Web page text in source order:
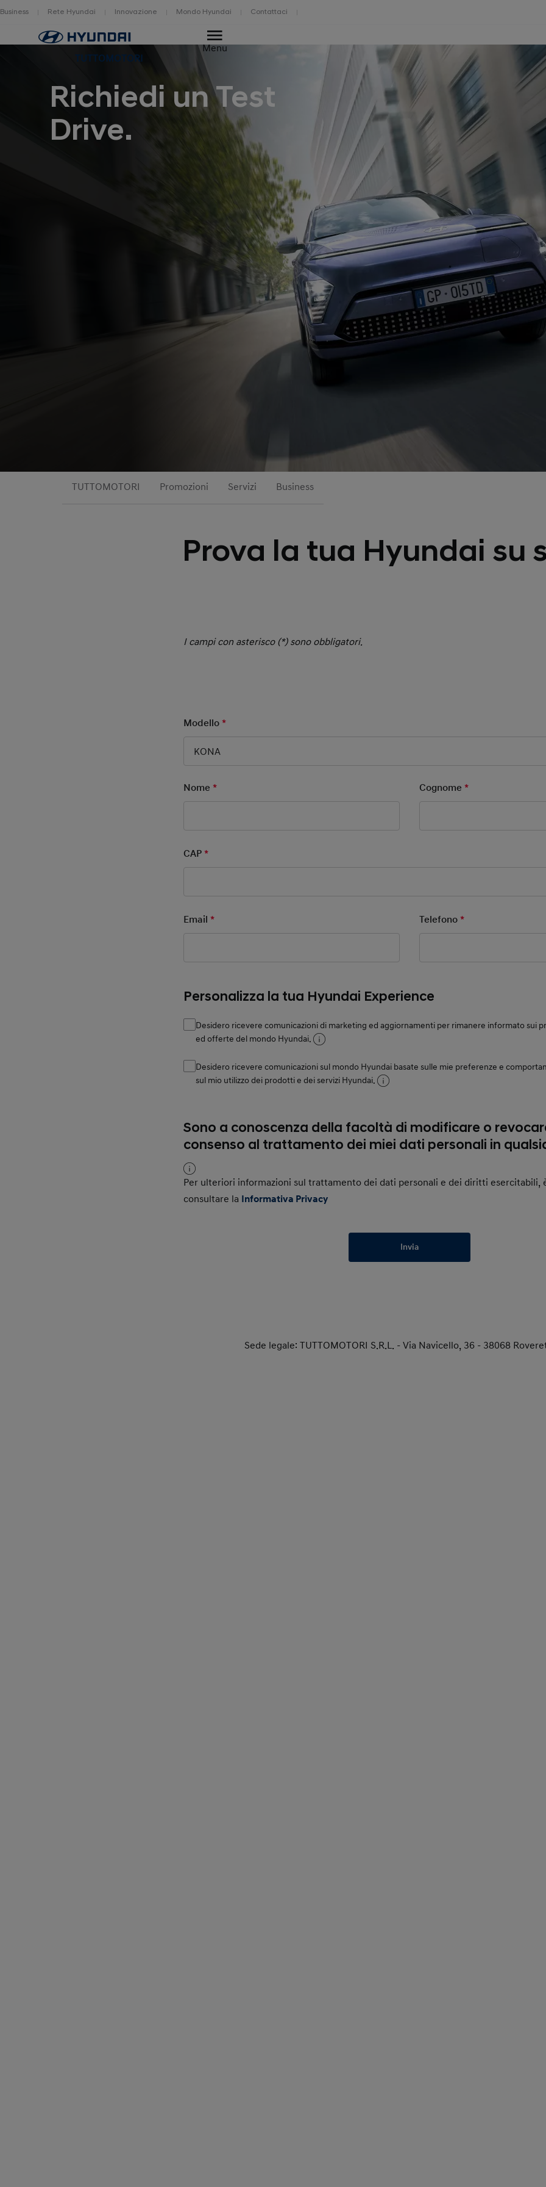
Business Rete Hyundai Innovazione Mondo Hyundai Contattaci
Home
TUTTOMOTORI
Menu
Richiedi un Test
Drive.
TUTTOMOTORI Promozioni Servizi Business
Prova la tua Hyundai su
I campi con asterisco (*) sono obbligatori.
Modello*
KONA
Nome* Cognome*
CAP*
Email* Telefono*
Personalizza la tua Hyundai Experience
Desidero ricevere comunicazioni di marketing ed aggiornamenti per rimanere informato sui
ed offerte del mondo Hyundai.
Desidero ricevere comunicazioni sul mondo Hyundai basate sulle mie preferenze e
sul mio utilizzo dei prodotti e dei servizi Hyundai.
Sono a conoscenza della facoltà di modificare o
consenso al trattamento dei miei dati personali in
Per ulteriori informazioni sul trattamento dei dati personali e dei diritti esercitabili,
consultare la Informativa Privacy
Invia
Sede legale: TUTTOMOTORI S.R.L. - Via Navicello, 36 - 38068